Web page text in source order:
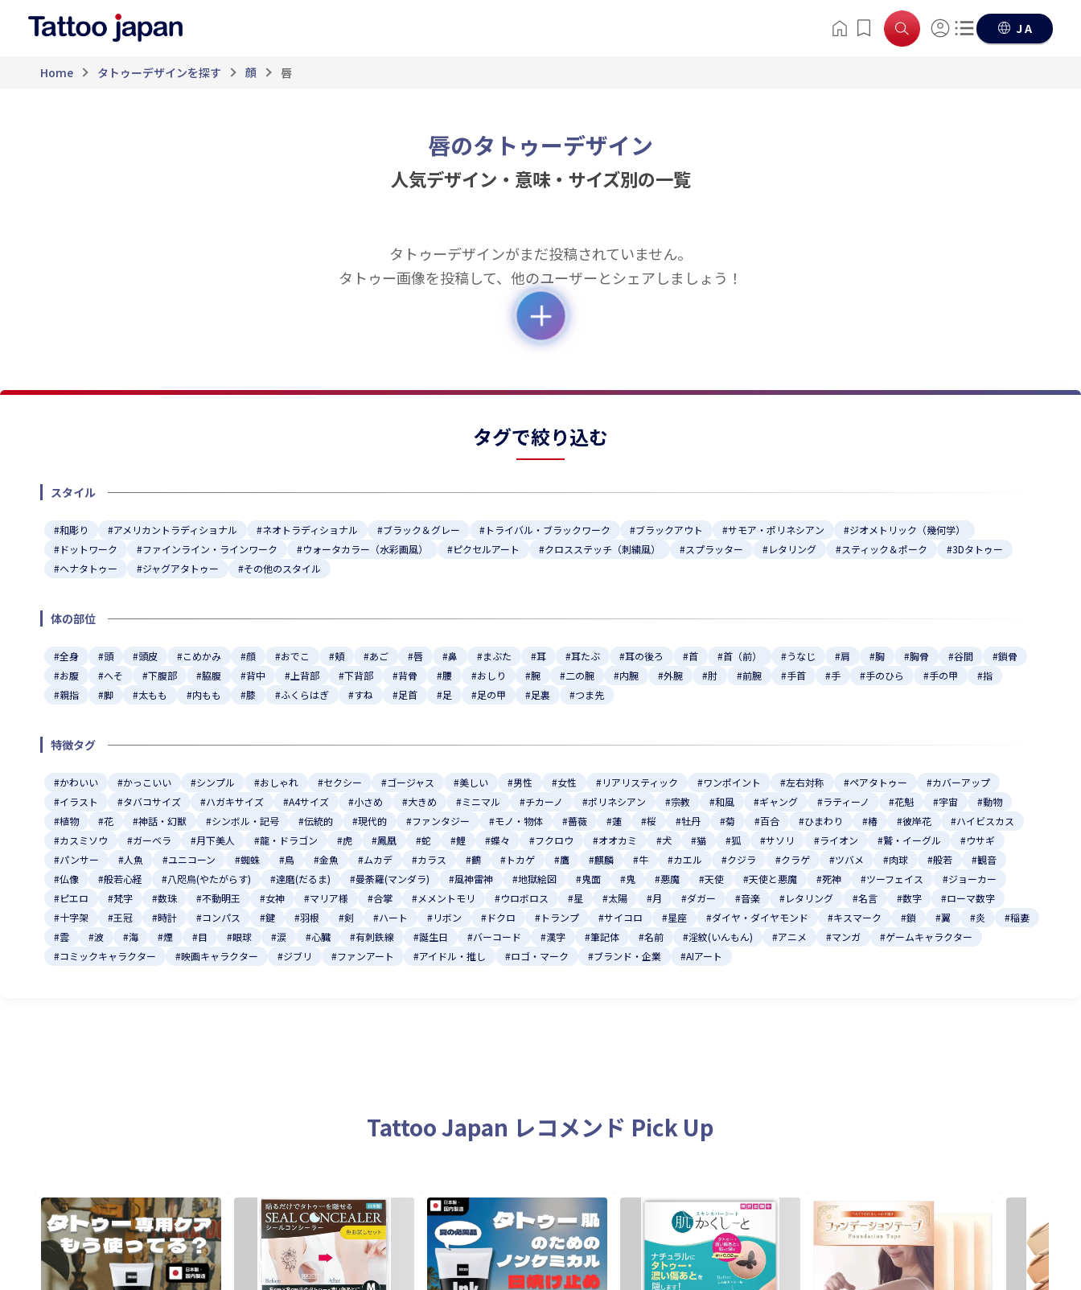
JA
Home タトゥーデザインを探す 顔 唇
唇のタトゥーデザイン
人気デザイン・意味・サイズ別の一覧
タトゥーデザインがまだ投稿されていません。
タトゥー画像を投稿して、他のユーザーとシェアしましょう！
タグで絞り込む
スタイル
#和彫り #アメリカントラディショナル #ネオトラディショナル #ブラック＆グレー #トライバル・ブラックワーク #ブラックアウト #サモア・ポリネシアン
#ジオメトリック（幾何学）
#ドットワーク
#ファインライン・ラインワーク #ウォータカラー（水彩画風） #ピクセルアート #クロスステッチ（刺繍風） #スプラッター #レタリング #スティック＆ポーク
#3Dタトゥー
#ヘナタトゥー
#ジャグアタトゥー #その他のスタイル
体の部位
#全身 #頭 #頭皮 #こめかみ #顔 #おでこ #頬 #あご #唇 #鼻 #まぶた #耳 #耳たぶ #耳の後ろ #首 #首（前） #うなじ #肩 #胸 #胸骨 #谷間
#鎖骨
#お腹
#へそ #下腹部 #脇腹 #背中 #上背部 #下背部 #背骨 #腰 #おしり #腕 #二の腕 #内腕 #外腕 #肘 #前腕 #手首 #手 #手のひら #手の甲
#指
#親指
#脚 #太もも #内もも #膝 #ふくらはぎ #すね #足首 #足 #足の甲 #足裏 #つま先
特徴タグ
#かわいい #かっこいい #シンプル #おしゃれ #セクシー #ゴージャス #美しい #男性 #女性 #リアリスティック #ワンポイント #左右対称 #ペアタトゥー
#カバーアップ
#イラスト
#タバコサイズ #ハガキサイズ #A4サイズ #小さめ #大きめ #ミニマル #チカーノ #ポリネシアン #宗教 #和風 #ギャング #ラティーノ #花魁 #宇宙
#動物
#植物
#花 #神話・幻獣 #シンボル・記号 #伝統的 #現代的 #ファンタジー #モノ・物体 #薔薇 #蓮 #桜 #牡丹 #菊 #百合 #ひまわり #椿 #彼岸花
#ハイビスカス
#カスミソウ
#ガーベラ #月下美人 #龍・ドラゴン #虎 #鳳凰 #蛇 #鯉 #蝶々 #フクロウ #オオカミ #犬 #猫 #狐 #サソリ #ライオン #鷲・イーグル
#ウサギ
#パンサー
#人魚 #ユニコーン #蜘蛛 #鳥 #金魚 #ムカデ #カラス #鶴 #トカゲ #鷹 #麒麟 #牛 #カエル #クジラ #クラゲ #ツバメ #肉球 #般若
#観音
#仏像
#般若心経 #八咫烏(やたがらす) #達磨(だるま) #曼荼羅(マンダラ) #風神雷神 #地獄絵図 #鬼面 #鬼 #悪魔 #天使 #天使と悪魔 #死神 #ツーフェイス
#ジョーカー
#ピエロ
#梵字 #数珠 #不動明王 #女神 #マリア様 #合掌 #メメントモリ #ウロボロス #星 #太陽 #月 #ダガー #音楽 #レタリング #名言 #数字
#ローマ数字
#十字架
#王冠 #時計 #コンパス #鍵 #羽根 #剣 #ハート #リボン #ドクロ #トランプ #サイコロ #星座 #ダイヤ・ダイヤモンド #キスマーク #鎖 #翼 #炎
#稲妻
#雲
#波 #海 #煙 #目 #眼球 #涙 #心臓 #有刺鉄線 #誕生日 #バーコード #漢字 #筆記体 #名前 #淫紋(いんもん) #アニメ #マンガ
#ゲームキャラクター
#コミックキャラクター
#映画キャラクター #ジブリ #ファンアート #アイドル・推し #ロゴ・マーク #ブランド・企業 #AIアート
Tattoo Japan レコメンド Pick Up